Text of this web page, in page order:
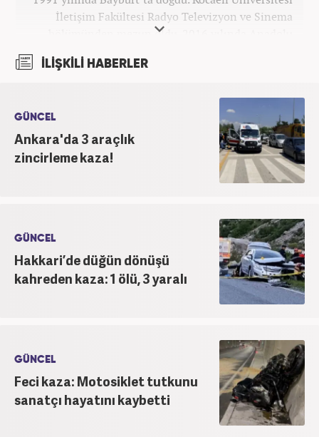
İletişim Fakültesi Radyo Televizyon ve Sinema
bölümünden mezun oldu. 2016 yılında Anadolu
Gazetesi'nde çalıştı. Nisan 2021'den bu yana
yapmaktadır.
İLİŞKİLİ HABERLER
GÜNCEL
Ankara'da 3 araçlık
zincirleme kaza!
GÜNCEL
Hakkari’de düğün dönüşü
kahreden kaza: 1 ölü, 3 yaralı
GÜNCEL
Feci kaza: Motosiklet tutkunu
sanatçı hayatını kaybetti